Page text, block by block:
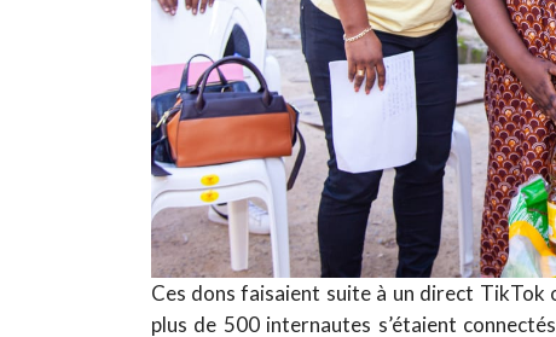
Ces dons faisaient suite à un direct TikTok
plus de 500 internautes s’étaient